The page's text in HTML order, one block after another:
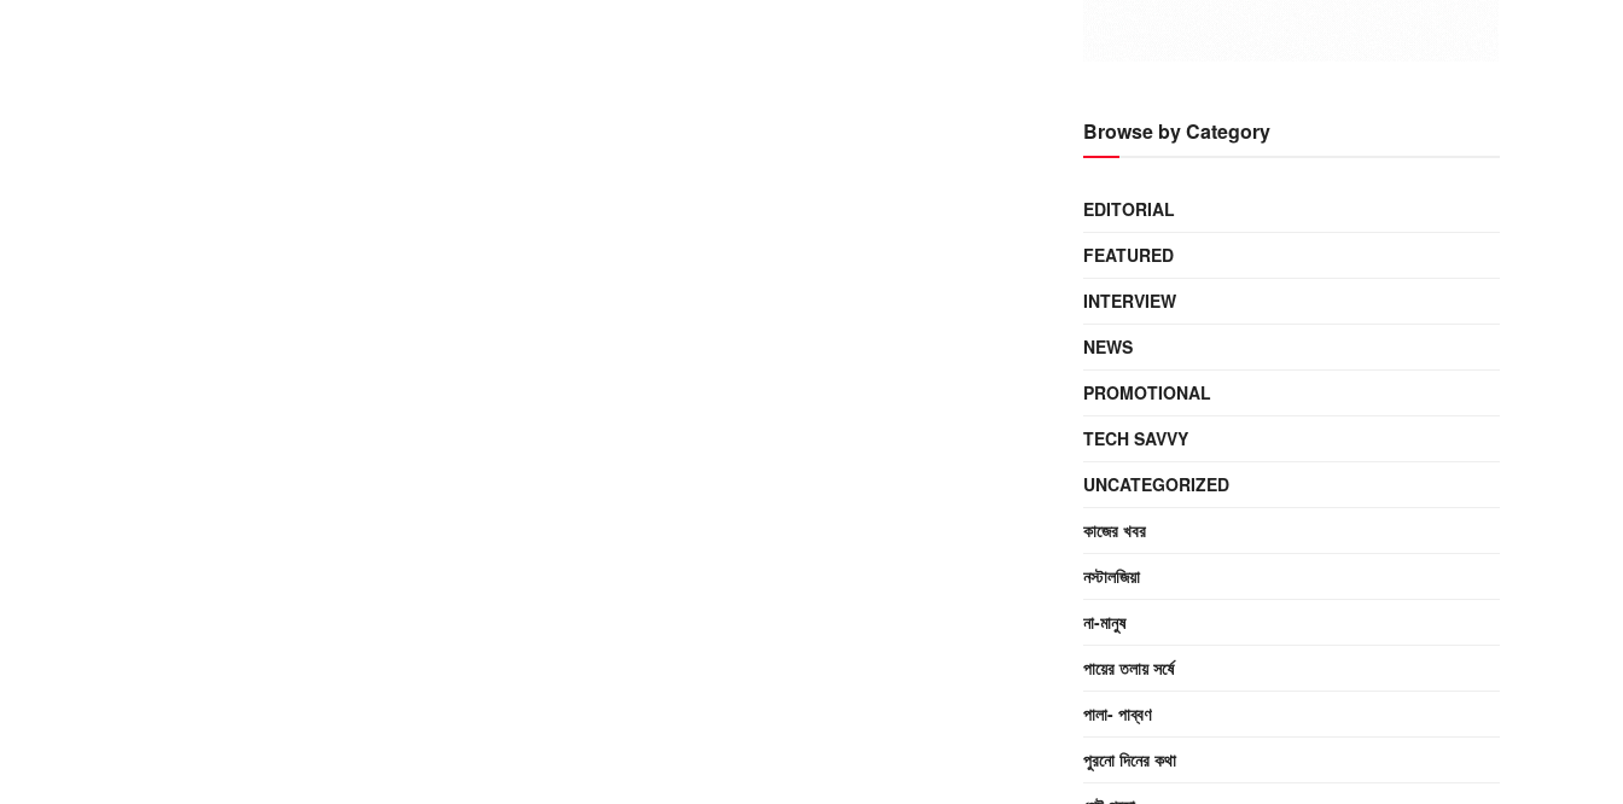
Browse by Category
EDITORIAL
FEATURED
INTERVIEW
NEWS
PROMOTIONAL
TECH SAVVY
UNCATEGORIZED
কাজের খবর
নস্টালজিয়া
না-মানুষ
পায়ের তলায় সর্ষে
পালা- পাব্বণ
পুরনো দিনের কথা